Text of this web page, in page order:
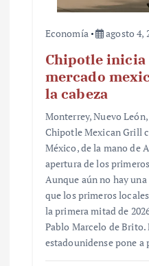
Economía agosto 4,
Chipotle inicia
mercado
la cabeza
Monterrey, Nuevo
Chipotle Mexican Grill
México, de la mano de
apertura de los
Aunque aún no hay
que los primeros
la primera mitad de
Pablo Marcelo de
estadounidense pone